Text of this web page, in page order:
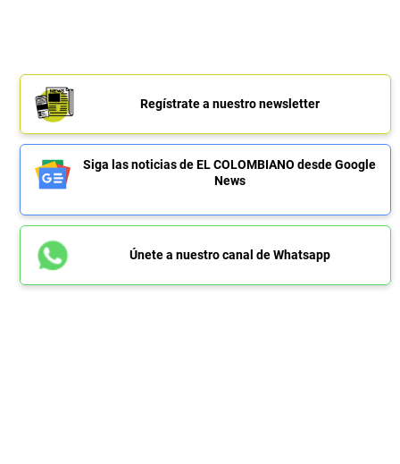
Regístrate a nuestro newsletter
Siga las noticias de EL COLOMBIANO desde Google
News
Únete a nuestro canal de Whatsapp